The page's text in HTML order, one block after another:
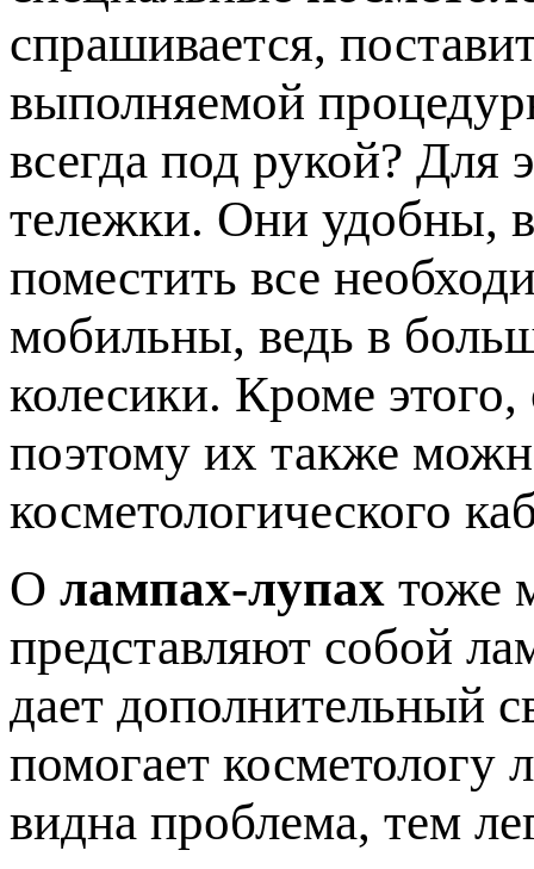
спрашивается,
выполняемой
всегда под рукой? Для
тележки. Они удобны,
поместить все
мобильны, ведь в
колесики. Кроме
поэтому их также
косметологического
О лампах-лупах тоже
представляют собой
дает дополнительный
помогает косметологу
видна проблема, тем